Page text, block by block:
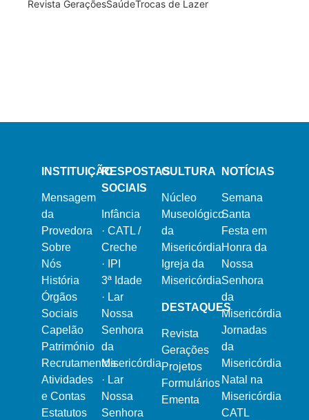
Revista GeraçõesSaúdeTrocas de Lazer
INSTITUIÇÃO
Mensagem
da
Provedora
Sobre
Nós
História
Órgãos
Sociais
Capelão
Património
Recrutamentos
Atividades
e Contas
Estatutos
RESPOSTAS
SOCIAIS
Infância
· CATL /
Creche
·
IPI
3ª Idade
· Lar
Nossa
Senhora
da
Misericórdia
· Lar
Nossa
Senhora
CULTURA
Núcleo
Museológico
da
Misericórdia
Igreja da
Misericórdia
DESTAQUES
Revista
Gerações
Projetos
Formulários
Ementa
NOTÍCIAS
Semana
Santa
Festa em
Honra da
Nossa
Senhora
da
Misericórdia
Jornadas
da
Misericórdia
Natal na
Misericórdia
CATL